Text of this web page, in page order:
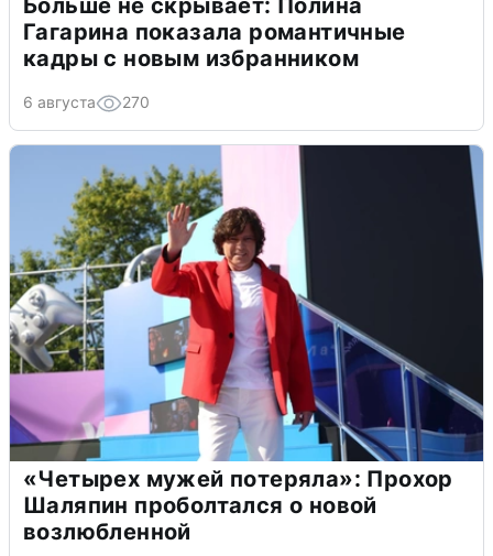
Больше не скрывает: Полина
Гагарина показала романтичные
кадры с новым избранником
6 августа 270
«Четырех мужей потеряла»: Прохор
Шаляпин проболтался о новой
возлюбленной